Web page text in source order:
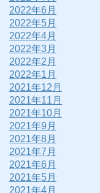
2022年6月
2022年5月
2022年4月
2022年3月
2022年2月
2022年1月
2021年12月
2021年11月
2021年10月
2021年9月
2021年8月
2021年7月
2021年6月
2021年5月
2021年4月